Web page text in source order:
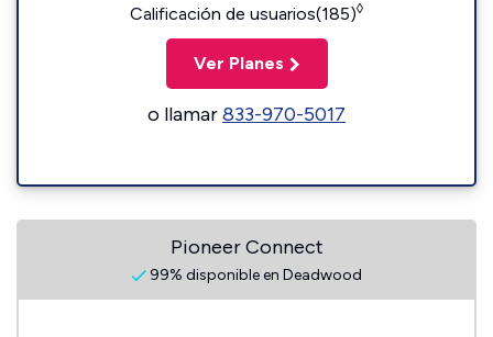
Calificación de usuarios(185)◊
Ver Planes
o llamar833-970-5017
Pioneer Connect
99% disponible en Deadwood